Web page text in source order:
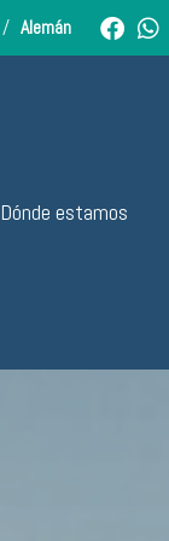
/ Alemán
Dónde estamos